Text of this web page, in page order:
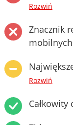
Rozwiń
Znacznik
mobilnych
Rozwiń
Całkowity